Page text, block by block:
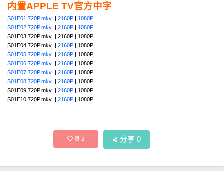
内置APPLE TV官方中字
S01E01.720P.mkv | 2160P | 1080P
S01E02.720P.mkv | 2160P | 1080P
S01E03.720P.mkv | 2160P | 1080P
S01E04.720P.mkv | 2160P | 1080P
S01E05.720P.mkv | 2160P | 1080P
S01E06.720P.mkv | 2160P | 1080P
S01E07.720P.mkv | 2160P | 1080P
S01E08.720P.mkv | 2160P | 1080P
S01E09.720P.mkv | 2160P | 1080P
S01E10.720P.mkv | 2160P | 1080P
赞2 分享 0